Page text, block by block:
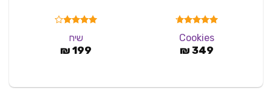
4.67
מתוך 5
Cookies
349
₪
מתוך 5
שיח
199
₪